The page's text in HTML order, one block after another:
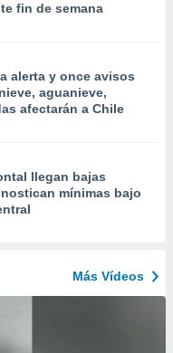
fin de semana
alerta y once avisos
aguanieve,
afectarán a Chile
llegan bajas
mínimas bajo
Más Vídeos